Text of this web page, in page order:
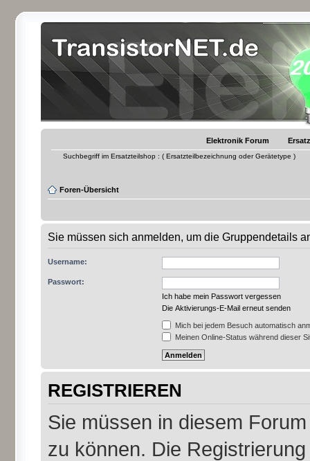
Elektronik Forum
Suchbegriff im Ersatzteilshop : ( Ersatzteilbezeichnung oder Gerätetype )
Foren-Übersicht
Sie müssen sich anmelden, um die Gruppendetails
Username:
Passwort:
Ich habe mein Passwort vergessen
Die Aktivierungs-E-Mail erneut senden
Mich bei jedem Besuch automatisch
Meinen Online-Status während dieser
REGISTRIEREN
Sie müssen in diesem
zu können. Die